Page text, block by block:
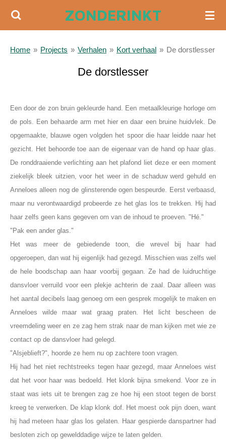
Ga
de
ZONDERINKT
Home » Projects » Verhalen » Kort verhaal » De dorstlesser
De dorstlesser
Een door de zon bruin gekleurde hand. Een metaalkleurige horloge om
de pols. Een behaarde arm met hier en daar een bruine huidvlek. De
opgemaakte, blauwe ogen volgden het spoor die haar leidde naar het
gezicht. Het behoorde toe aan de eigenaar van de hand op haar glas.
De ronddraaiende verlichting aan het plafond liet deze er een moment
ziekelijk bleek uitzien, voor het weer in de schaduw werd gehuld en
Anneloes alleen nog de glinsterende ogen bespeurde. Eerst verbaasd,
maar nu verontwaardigd probeerde ze het glas los te trekken. Hij had
haar zelfs geen kans gegeven om van de inhoud te proeven. "Hé."
"Pak een ander glas."
Het was meer de gebiedende toon, die wrevel bij haar had
opgeroepen, dan wat hij eigenlijk had gezegd. Misschien was zelfs wel
de hele boodschap aan haar voorbij gegaan. Ze had de luidruchtige
dansvloer verruild voor een plekje achterin de zaal. Daar alleen was
het aantal decibels laag genoeg om een gesprek mogelijk te maken en
Anneloes wilde maar wat graag praten. Het licht bescheen de
vreemdeling weer en ze zag hem strak naar de man kijken met wie ze
contact op de dansvloer had gelegd.
"Alsjeblieft?", hoorde ze hem nu op zachtere toon vragen.
Hij had het niet rechtstreeks tegen haar gezegd, maar Anneloes wist
dat het voor haar was bedoeld. Het klonk bijna smekend. Voor ze in
staat was iets uit te brengen zag ze hoe hij een stoot tegen de borst
kreeg te verwerken. De klap klonk dof. Het moest ook pijn doen, want
hij had meteen haar glas los gelaten. Haar gespierde danspartner had
besloten zich op gewelddadige wijze te laten gelden.